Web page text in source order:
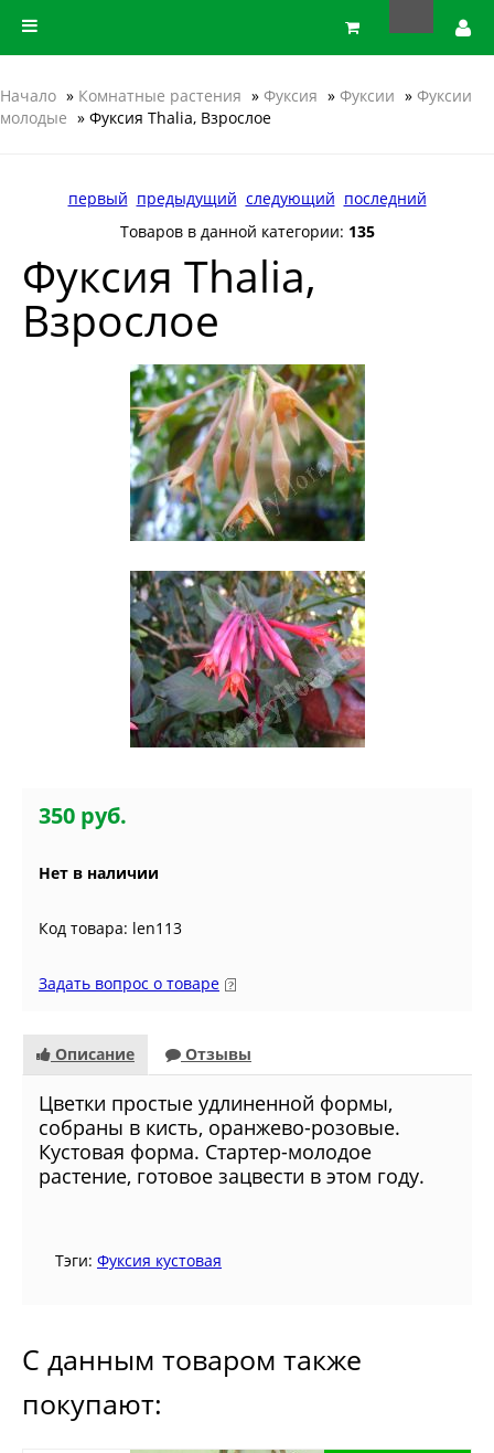
Начало » Комнатные растения » Фуксия » Фуксии » Фуксии
молодые » Фуксия Thalia, Взрослое
первый предыдущий следующий последний
Товаров в данной категории: 135
Фуксия Thalia,
Взрослое
350 руб.
Нет в наличии
Код товара: len113
Задать вопрос о товаре
Описание Отзывы
Цветки простые удлиненной формы,
собраны в кисть, оранжево-розовые.
Кустовая форма. Стартер-молодое
растение, готовое зацвести в этом году.
Тэги: Фуксия кустовая
С данным товаром также
покупают: